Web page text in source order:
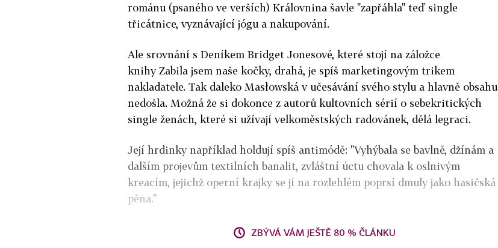
románu (psaného ve verších) Královnina šavle "zapřáhla" teď single
třicátnice, vyznávající jógu a nakupování.
Ale srovnání s Deníkem Bridget Jonesové, které stojí na záložce
knihyZabila jsem naše kočky, drahá, je spíš marketingovým trikem
nakladatele. Tak daleko Masłowská v učesávání svého stylu a hlavně obsahu
nedošla. Možná že si dokonce z autorů kultovních sérií o sebekritických
single ženách, které si užívají velkoměstských radovánek, dělá legraci.
Její hrdinky například holdují spíš antimódě: "Vyhýbala se bavlně, džínám a
dalším projevům textilních banalit, zvláštní úctu chovala k oslnivým
kreacím, jejichž operní krajky se jí na rozlehlém poprsí dmuly jako hasičská
pěna."
ZBÝVÁ VÁM JEŠTĚ 80 % ČLÁNKU